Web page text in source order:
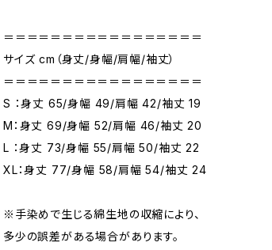
＝＝＝＝＝＝＝＝＝＝＝＝＝＝＝＝＝
サイズ cm（身丈/身幅/肩幅/袖丈）
＝＝＝＝＝＝＝＝＝＝＝＝＝＝＝＝＝
S ：身丈 65/身幅 49/肩幅 42/袖丈 19
M：身丈 69/身幅 52/肩幅 46/袖丈 20
L ：身丈 73/身幅 55/肩幅 50/袖丈 22
XL：身丈 77/身幅 58/肩幅 54/袖丈 24
※手染めで生じる綿生地の収縮により、
多少の誤差がある場合があります。